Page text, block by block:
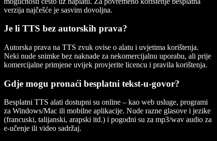
verzija najčešće je sasvim dovoljna.
Je li TTS bez autorskih prava?
Autorska prava na TTS zvuk ovise o alatu i uvjetima korištenja.
Neki nude snimke bez naknade za nekomercijalnu uporabu, ali prije
komercijalne primjene uvijek provjerite licencu i pravila korištenja.
Gdje mogu pronaći besplatni tekst-u-govor?
Besplatni TTS alati dostupni su online – kao web usluge, programi
za Windows/Mac ili mobilne aplikacije. Nude razne glasove i jezike
(francuski, talijanski, arapski itd.) i pogodni su za mp3/wav audio za
e-učenje ili video sadržaj.